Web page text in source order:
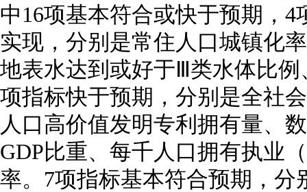
中16项基本符合或快于预期，
实现，分别是常住人口城镇化
地表水达到或好于Ⅲ类水体比
项指标快于预期，分别是全社
人口高价值发明专利拥有量、
GDP比重、每千人口拥有执业
率。7项指标基本符合预期，分